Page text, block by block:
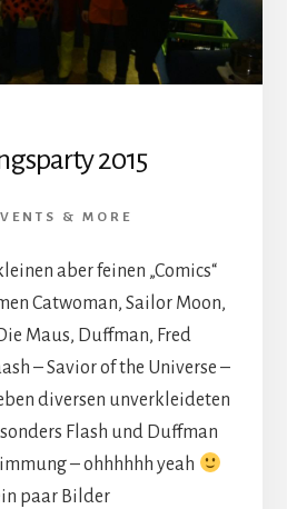
2015
& MORE
aber feinen „Comics“
Catwoman, Sailor Moon,
Maus, Duffman, Fred
– Savior of the Universe –
diversen unverkleideten
Flash und Duffman
– ohhhhhh yeah
paar Bilder